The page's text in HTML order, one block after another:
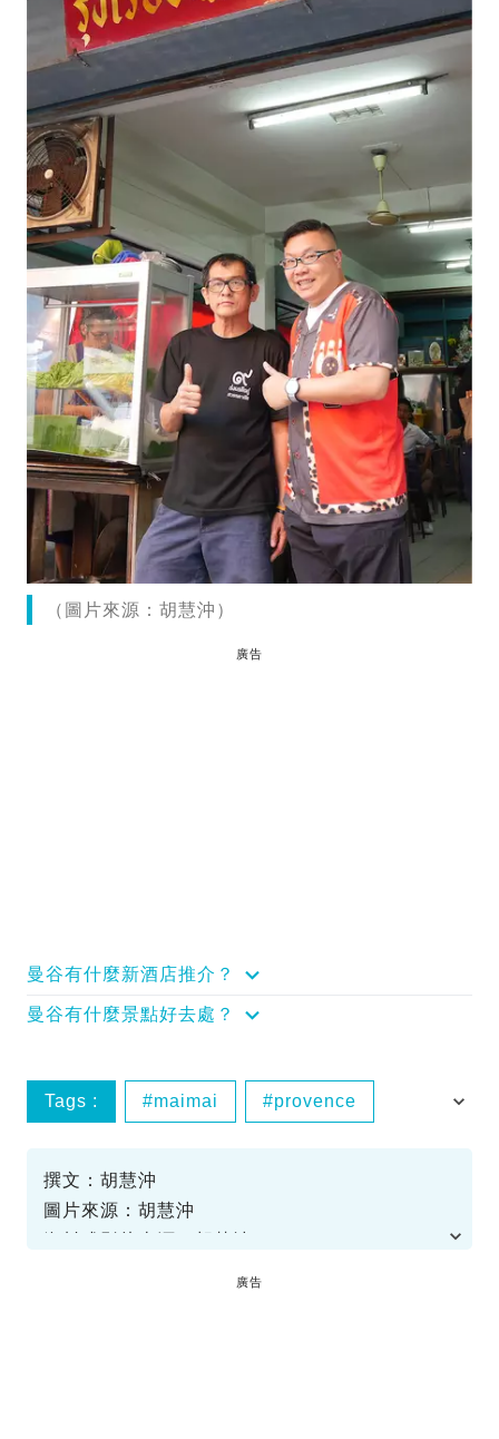
（圖片來源：胡慧沖）
廣告
曼谷有什麼新酒店推介？
曼谷有什麼景點好去處？
Tags : maimai provence
撰文：胡慧沖
圖片來源：胡慧沖
廣告